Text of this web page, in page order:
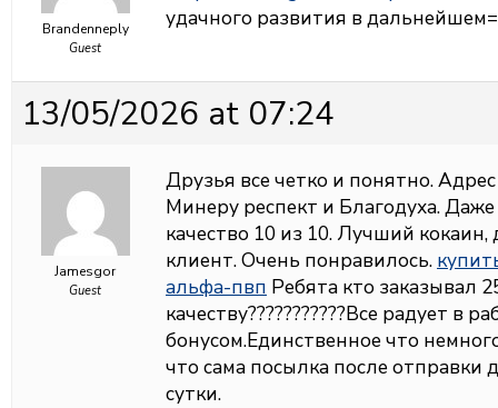
Brandenneply
Guest
удачного развития в
13/05/2026 at 07:24
Jamesgor
Guest
Друзья все четко и понятно.
Минеру респект и Благодуха.
качество 10 из 10. Лучший
клиент. Очень понравилось.
альфа-пвп Ребята кто заказывал
качеству???????????Все радует в
бонусом.Единственное что
что сама посылка после
сутки.